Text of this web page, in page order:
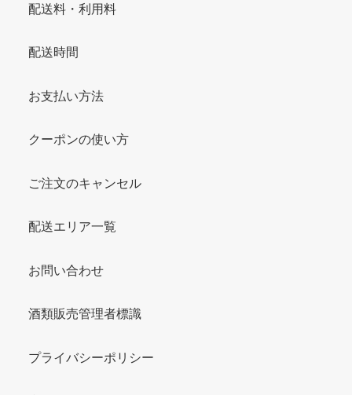
配送料・利用料
配送時間
お支払い方法
クーポンの使い方
ご注文のキャンセル
配送エリア一覧
お問い合わせ
酒類販売管理者標識
プライバシーポリシー